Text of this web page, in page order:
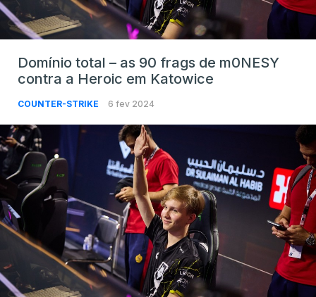
Domínio total – as 90 frags de m0NESY
contra a Heroic em Katowice
COUNTER-STRIKE 6 fev 2024